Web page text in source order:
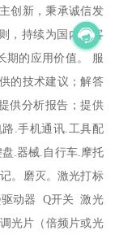
创新，秉承诚信发
，持续为国内外客
期的应用价值。 服
的技术建议；解答
供分析报告；提供
.手机通讯.工具配
.器械.自行车.摩托
。磨灭。激光打标
动器 Q开关 激光
片（倍频片或光